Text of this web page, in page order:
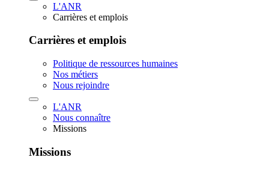
L'ANR
Carrières et emplois
Carrières et emplois
Politique de ressources humaines
Nos métiers
Nous rejoindre
L'ANR
Nous connaître
Missions
Missions